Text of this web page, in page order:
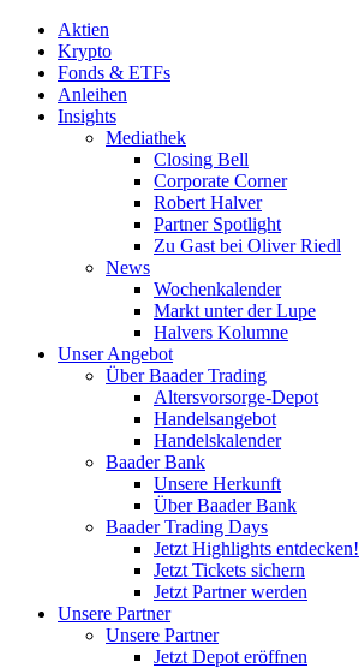
Aktien
Krypto
Fonds & ETFs
Anleihen
Insights
Mediathek
Closing Bell
Corporate Corner
Robert Halver
Partner Spotlight
Zu Gast bei Oliver Riedl
News
Wochenkalender
Markt unter der Lupe
Halvers Kolumne
Unser Angebot
Über Baader Trading
Altersvorsorge-Depot
Handelsangebot
Handelskalender
Baader Bank
Unsere Herkunft
Über Baader Bank
Baader Trading Days
Jetzt Highlights entdecken!
Jetzt Tickets sichern
Jetzt Partner werden
Unsere Partner
Unsere Partner
Jetzt Depot eröffnen